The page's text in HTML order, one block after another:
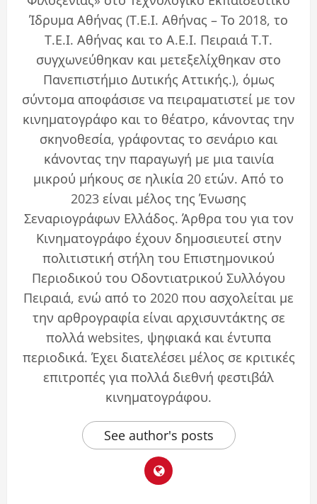
Ίδρυμα Αθήνας (Τ.Ε.Ι. Αθήνας – Το 2018, το
Τ.Ε.Ι. Αθήνας και το Α.Ε.Ι. Πειραιά Τ.Τ.
συγχωνεύθηκαν και μετεξελίχθηκαν στο
Πανεπιστήμιο Δυτικής Αττικής.), όμως
σύντομα αποφάσισε να πειραματιστεί με τον
κινηματογράφο και το θέατρο, κάνοντας την
σκηνοθεσία, γράφοντας το σενάριο και
κάνοντας την παραγωγή με μια ταινία
μικρού μήκους σε ηλικία 20 ετών. Από το
2023 είναι μέλος της Ένωσης
Σεναριογράφων Ελλάδος. Άρθρα του για τον
Κινηματογράφο έχουν δημοσιευτεί στην
πολιτιστική στήλη του Επιστημονικού
Περιοδικού του Οδοντιατρικού Συλλόγου
Πειραιά, ενώ από το 2020 που ασχολείται με
την αρθρογραφία είναι αρχισυντάκτης σε
πολλά websites, ψηφιακά και έντυπα
περιοδικά. Έχει διατελέσει μέλος σε κριτικές
επιτροπές για πολλά διεθνή φεστιβάλ
κινηματογράφου.
See author's posts